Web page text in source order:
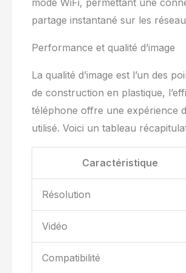
mode WiFi, permettant une
partage instantané sur les
Performance et qualité d’image
La qualité d’image est l’un des
de construction en plastique,
téléphone offre une expérience
utilisé. Voici un tableau
Caractéristique
Résolution
Vidéo
Compatibilité